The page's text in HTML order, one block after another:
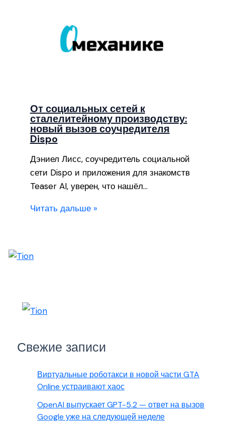
От социальных сетей к
сталелитейному производству:
новый вызов соучредителя
Dispo
Дэниел Лисс, соучредитель социальной
сети Dispo и приложения для знакомств
Teaser AI, уверен, что нашёл…
Читать дальше »
Свежие записи
Виртуальные роботакси в новой части GTA
Online устраивают хаос
OpenAI выпускает GPT-5.2 — ответ на вызов
Google уже на следующей неделе